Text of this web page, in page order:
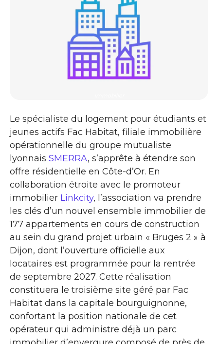
Le spécialiste du logement pour étudiants et
jeunes actifs Fac Habitat, filiale immobilière
opérationnelle du groupe mutualiste
lyonnais SMERRA, s’apprête à étendre son
offre résidentielle en Côte-d’Or. En
collaboration étroite avec le promoteur
immobilier Linkcity, l’association va prendre
les clés d’un nouvel ensemble immobilier de
177 appartements en cours de construction
au sein du grand projet urbain « Bruges 2 » à
Dijon, dont l’ouverture officielle aux
locataires est programmée pour la rentrée
de septembre 2027. Cette réalisation
constituera le troisième site géré par Fac
Habitat dans la capitale bourguignonne,
confortant la position nationale de cet
opérateur qui administre déjà un parc